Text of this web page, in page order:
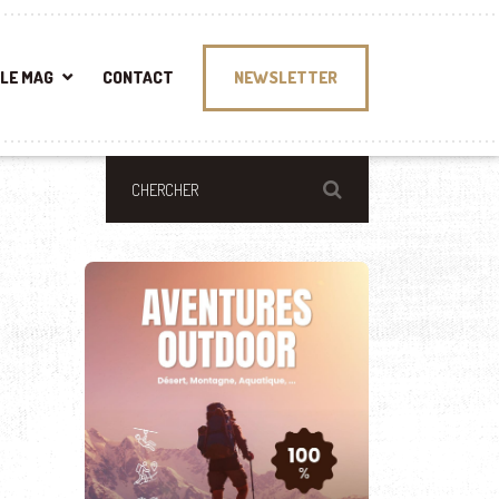
LE MAG CONTACT NEWSLETTER